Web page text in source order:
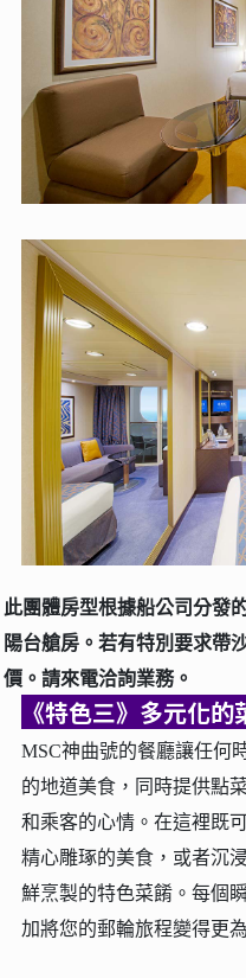
此團體房型根據船公司分發
陽台艙房。若有特別要求帶
價。請來電洽詢業務。
《特色三》多元化
MSC神曲號的餐廳讓任何
的地道美食，同時提供點
和乘客的心情。在這裡既
精心雕琢的美食，或者沉
鮮烹製的特色菜餚。每個
加將您的郵輪旅程變得更